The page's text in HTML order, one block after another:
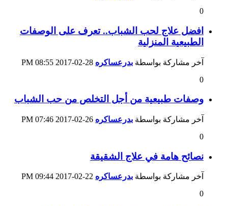
0
افضل علاج لحب الشباب.. تعرف على الوصفات
الطبيعية المنزلية
آخر مشاركة بواسطة بدرعساكره
08:55 PM
0
وصفات طبيعية من أجل التخلص من حب الشباب
آخر مشاركة بواسطة بدرعساكره
07:46 PM
0
نصائح هامة في علاج الشقيقة
آخر مشاركة بواسطة بدرعساكره
09:44 PM
0